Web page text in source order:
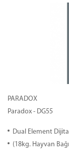
PARADOX
Paradox - DG55
Dual Element
(18kg. Hayvan